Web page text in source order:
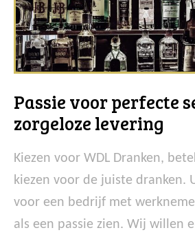
Passie voor perfecte
zorgeloze levering
Kiezen voor WDL Dranken,
kiezen voor de juiste dranken.
voor een bedrijf met
als een passie zien. Wij willen